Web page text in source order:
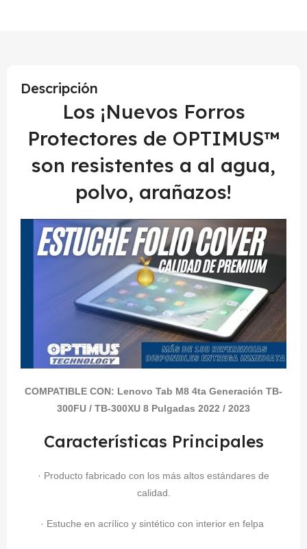
Descripción
Los ¡Nuevos Forros
Protectores de OPTIMUS™
son resistentes a al agua,
polvo, arañazos!
COMPATIBLE CON: Lenovo Tab M8 4ta Generación TB-
300FU / TB-300XU 8 Pulgadas 2022 / 2023
Características Principales
· Producto fabricado con los más altos estándares de
calidad.
· Estuche en acrílico y sintético con interior en felpa